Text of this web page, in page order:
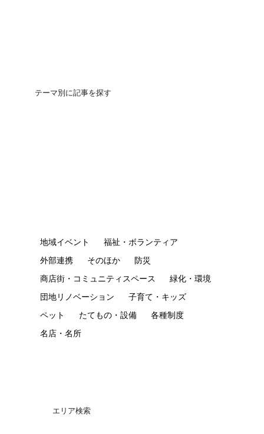
団地の買いかたテーマ別に記事を探す
地域イベント
福祉・ボランティア
外部連携
そのほか
防災
商店街・コミュニティスペース
緑化・環境
団地リノベーション
子育て・キッズ
ペット
たてもの・設備
各種制度
名店・名所
エリア検索